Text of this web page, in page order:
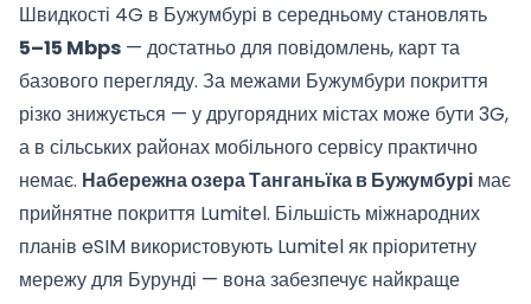
Швидкості 4G в Бужумбурі в середньому становлять
5–15 Mbps — достатньо для повідомлень, карт та
базового перегляду. За межами Бужумбури покриття
різко знижується — у другорядних містах може бути 3G,
а в сільських районах мобільного сервісу практично
немає. Набережна озера Танганьїка в Бужумбурі має
прийнятне покриття Lumitel. Більшість міжнародних
планів eSIM використовують Lumitel як пріоритетну
мережу для Бурунді — вона забезпечує найкраще